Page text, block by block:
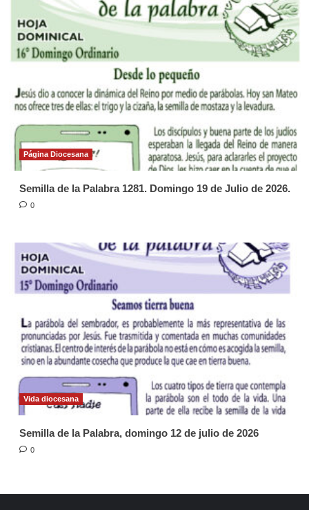
Página Diocesana
Semilla de la Palabra 1281. Domingo 19 de Julio de 2026.
0
Vida diocesana
Semilla de la Palabra, domingo 12 de julio de 2026
0